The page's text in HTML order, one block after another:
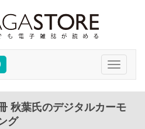
Toggle
秋葉氏のデジタルカーモ
グ